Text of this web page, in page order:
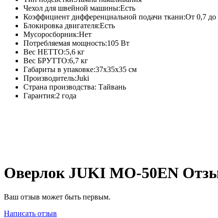
Чехол для швейной машины:Есть
Коэффициент дифференциальной подачи ткани:От 0,7 до
Блокировка двигателя:Есть
Мусоросборник:Нет
Потребляемая мощность:105 Вт
Вес НЕТТО:5,6 кг
Вес БРУТТО:6,7 кг
Габариты в упаковке:37x35x35 см
Производитель:Juki
Страна производства: Тайвань
Гарантия:2 года
Оверлок JUKI MO-50EN
Ваш отзыв может быть первым.
Написать отзыв